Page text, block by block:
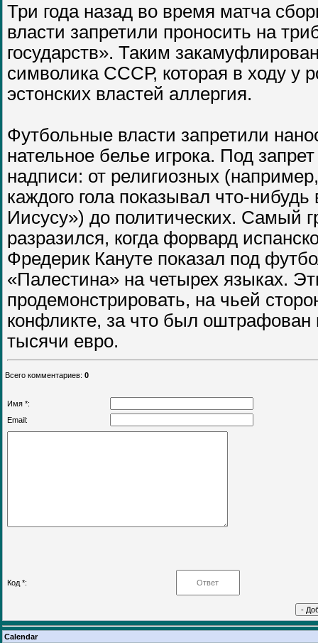
Три года назад во время матча
власти запретили проносить на
государств». Таким
символика СССР, которая в ходу у
эстонских властей аллергия.
Футбольные власти запретили
нательное белье игрока. Под
надписи: от религиозных
каждого гола показывал что-
Иисусу») до политических. Самый
разразился, когда форвард
Фредерик Кануте показал под
«Палестина» на четырех языках.
продемонстрировать, на чьей
конфликте, за что был
тысячи евро.
Всего комментариев: 0
Имя *:
Email:
Код *:
Calendar